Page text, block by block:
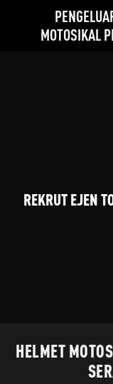
MOTOSIKAL
REKRUT EJEN
HELMET